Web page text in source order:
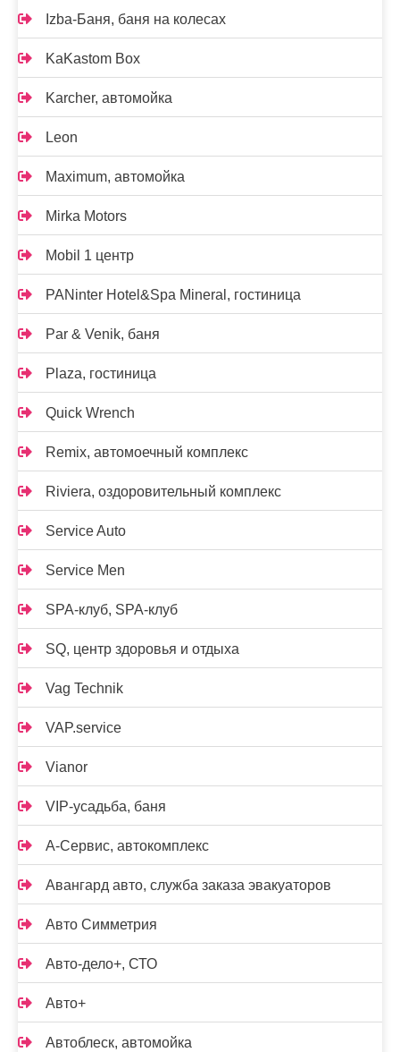
Izba-Баня, баня на колесах
KaKastom Box
Karcher, автомойка
Leon
Maximum, автомойка
Mirka Motors
Mobil 1 центр
PANinter Hotel&Spa Mineral, гостиница
Par & Venik, баня
Plaza, гостиница
Quick Wrench
Remix, автомоечный комплекс
Riviera, оздоровительный комплекс
Service Auto
Service Men
SPA-клуб, SPA-клуб
SQ, центр здоровья и отдыха
Vag Technik
VAP.service
Vianor
VIP-усадьба, баня
А-Сервис, автокомплекс
Авангард авто, служба заказа эвакуаторов
Авто Симметрия
Авто-дело+, СТО
Авто+
Автоблеск, автомойка